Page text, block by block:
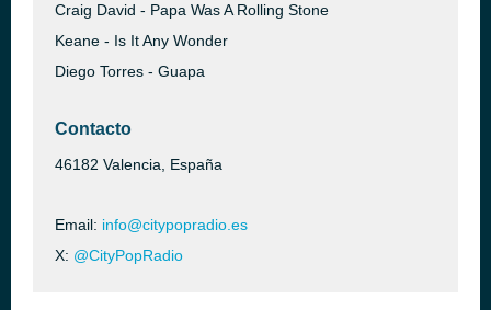
Craig David - Papa Was A Rolling Stone
Keane - Is It Any Wonder
Diego Torres - Guapa
Contacto
46182 Valencia, España
Email: info@citypopradio.es
X: @CityPopRadio